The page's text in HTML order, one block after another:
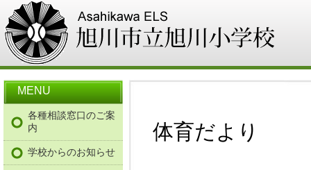
体育だより
MENU
各種相談窓口のご案
内
学校からのお知らせ